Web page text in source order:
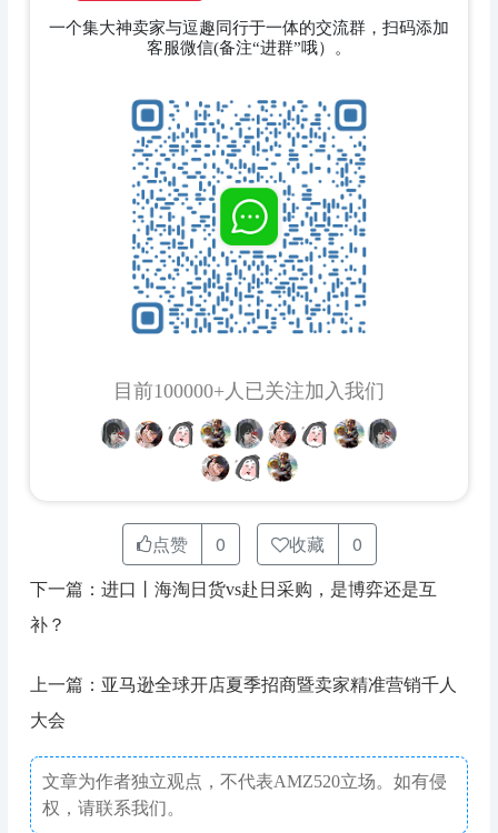
一个集大神卖家与逗趣同行于一体的交流群，扫码添加
客服微信(备注“进群”哦）。
目前100000+人已关注加入我们
点赞 0 收藏 0
下一篇：进口丨海淘日货vs赴日采购，是博弈还是互
补？
上一篇：亚马逊全球开店夏季招商暨卖家精准营销千人
大会
文章为作者独立观点，不代表AMZ520立场。如有侵
权，请联系我们。